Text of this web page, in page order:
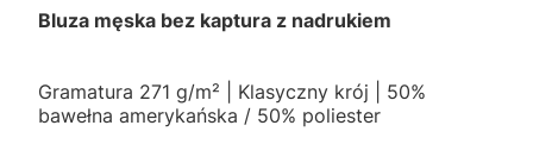
Bluza męska bez kaptura z nadrukiem
Gramatura 271 g/m² | Klasyczny krój | 50%
bawełna amerykańska / 50% poliester